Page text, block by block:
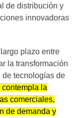
de distribución y
innovadoras
plazo entre
la transformación
tecnologías de
contempla la
comerciales,
de demanda y